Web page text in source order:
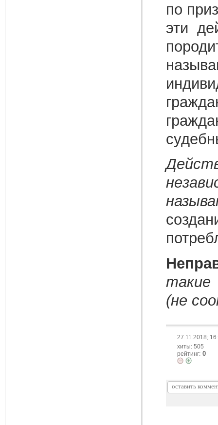
по
эти
такие
(не
27.11.2018;
хиты: 505
рейтинг: 0